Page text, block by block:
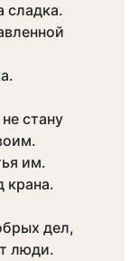
сладка.
стану
им.
крана.
дел,
люди.